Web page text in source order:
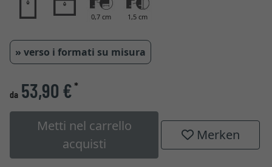
0,7 cm 1,5 cm
» verso i formati su misura
da 53,90 €*
Metti nel carrello
acquisti
Merken